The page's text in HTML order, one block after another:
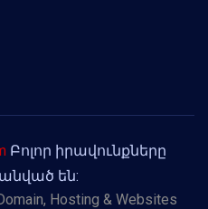
Բոլոր իրավունքները
են:
Hosting & Websites